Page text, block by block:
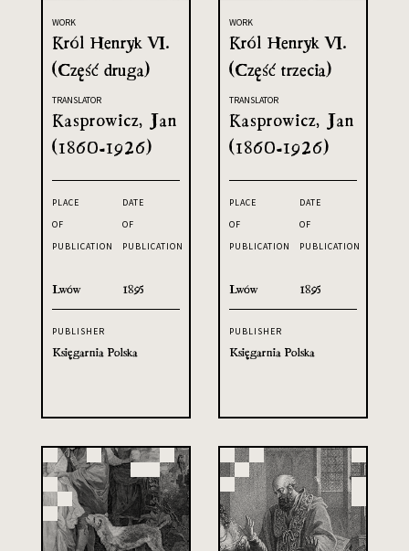
WORK
Król Henryk VI.
(Część druga)
TRANSLATOR
Kasprowicz, Jan
(1860-1926)
PLACE
OF
PUBLICATION
Lwów
DATE
OF
PUBLICATION
1895
PUBLISHER
Księgarnia Polska
WORK
Król Henryk VI.
(Część trzecia)
TRANSLATOR
Kasprowicz, Jan
(1860-1926)
PLACE
OF
PUBLICATION
Lwów
DATE
OF
PUBLICATION
1895
PUBLISHER
Księgarnia Polska